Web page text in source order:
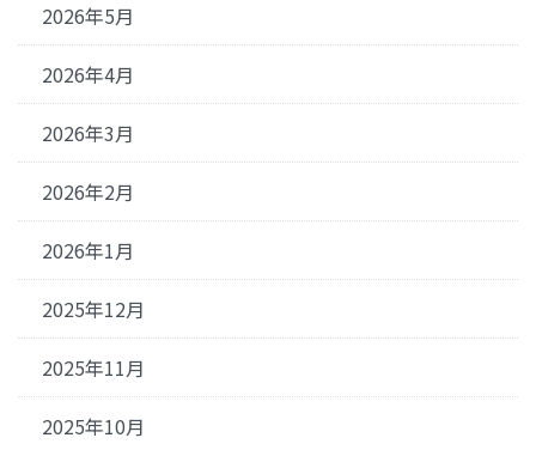
2026年5月
2026年4月
2026年3月
2026年2月
2026年1月
2025年12月
2025年11月
2025年10月